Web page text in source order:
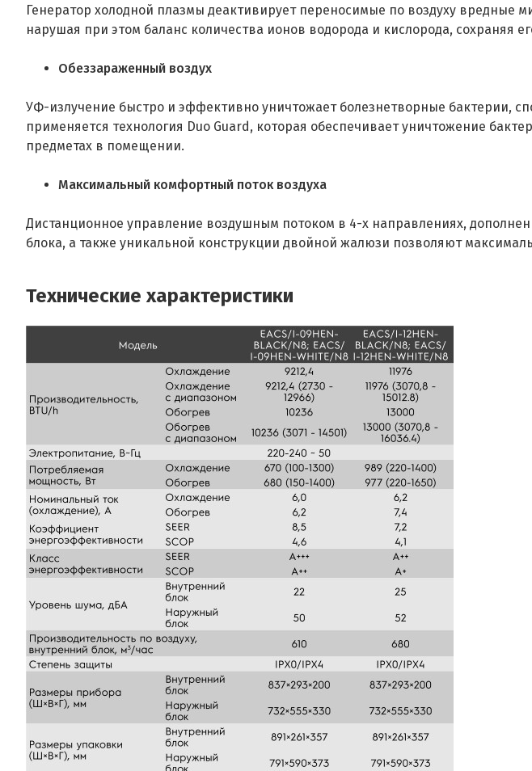
Генератор холодной плазмы деактивирует переносимые по воздуху
нарушая при этом баланс количества ионов водорода и кислорода, сохраняя
Обеззараженный воздух
УФ-излучение быстро и эффективно уничтожает болезнетворные бактерии,
применяется технология Duo Guard, которая обеспечивает уничтожение
предметах в помещении.
Максимальный комфортный поток воздуха
Дистанционное управление воздушным потоком в 4-х направлениях,
блока, а также уникальной конструкции двойной жалюзи позволяют
Технические характеристики